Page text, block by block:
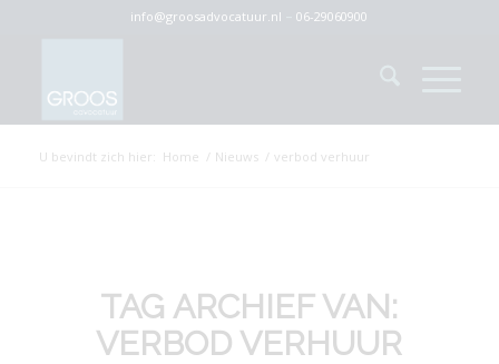
info@groosadvocatuur.nl –06-29060900
U bevindt zich hier: Home / Nieuws / verbod verhuur
TAG ARCHIEF VAN:
VERBOD VERHUUR